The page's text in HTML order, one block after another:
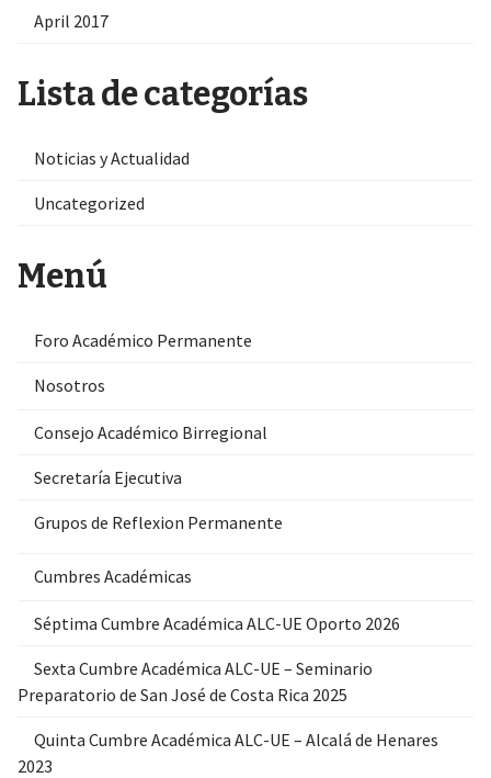
April 2017
Lista de categorías
Noticias y Actualidad
Uncategorized
Menú
Foro Académico Permanente
Nosotros
Consejo Académico Birregional
Secretaría Ejecutiva
Grupos de Reflexion Permanente
Cumbres Académicas
Séptima Cumbre Académica ALC-UE Oporto 2026
Sexta Cumbre Académica ALC-UE – Seminario
Preparatorio de San José de Costa Rica 2025
Quinta Cumbre Académica ALC-UE – Alcalá de Henares
2023